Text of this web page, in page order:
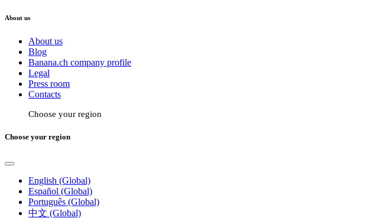
About us
About us
Blog
Banana.ch company profile
Legal
Press room
Contacts
Choose your region
Choose your region
English (Global)
Español (Global)
Português (Global)
中文 (Global)